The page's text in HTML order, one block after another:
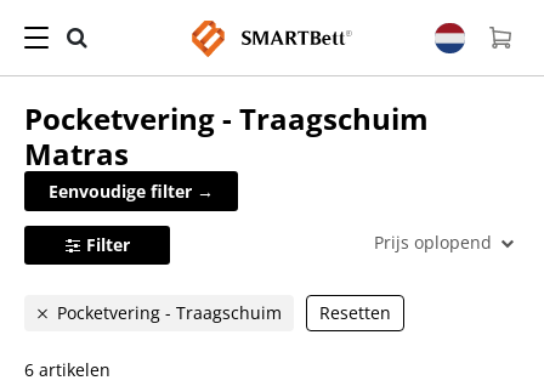
Pocketvering - Traagschuim
Matras
Eenvoudige filter →
Filter Prijs oplopend
Pocketvering - Traagschuim Resetten
6 artikelen